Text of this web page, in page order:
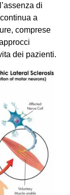
di
a
comprese
dei pazienti.